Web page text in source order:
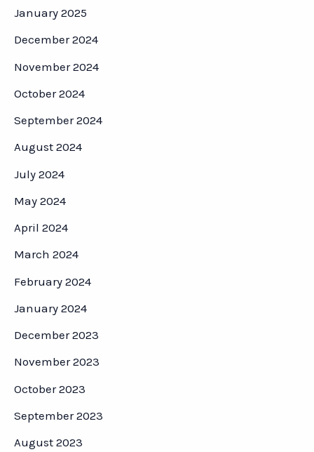
January 2025
December 2024
November 2024
October 2024
September 2024
August 2024
July 2024
May 2024
April 2024
March 2024
February 2024
January 2024
December 2023
November 2023
October 2023
September 2023
August 2023